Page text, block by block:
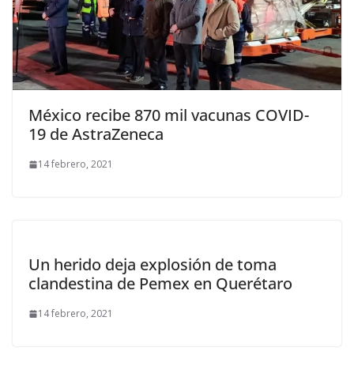
México recibe 870 mil vacunas COVID-
19 de AstraZeneca
14 febrero, 2021
Un herido deja explosión de toma
clandestina de Pemex en Querétaro
14 febrero, 2021